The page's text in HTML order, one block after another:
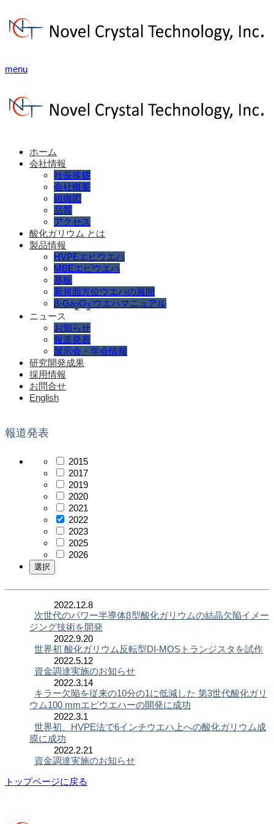
menu
ホーム
会社情報
社長挨拶
会社概要
組織図
品質
アクセス
酸化ガリウム とは
製品情報
HVPEエピウエハ
MBEエピウエハ
基板
新規面方位ウエハの展開
β-Ga2O3 ウエハマニュアル
ニュース
お知らせ
報道発表
展示会・学会情報
研究開発成果
採用情報
お問合せ
English
報道発表
2015
2017
2019
2020
2021
2022
2023
2025
2026
2022.12.8
次世代のパワー半導体β型酸化ガリウムの結晶欠陥イメー
ジング技術を開発
2022.9.20
世界初 酸化ガリウム反転型DI-MOSトランジスタを試作
2022.5.12
資金調達実施のお知らせ
2022.3.14
キラー欠陥を従来の10分の1に低減した 第3世代酸化ガリ
ウム100 mmエピウエハーの開発に成功
2022.3.1
世界初、HVPE法で6インチウエハ上への酸化ガリウム成
膜に成功
2022.2.21
資金調達実施のお知らせ
トップページに戻る